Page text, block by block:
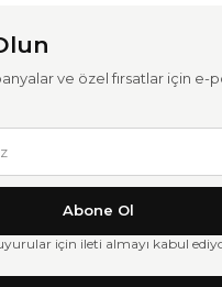
ve özel fırsatlar için e-
Abone Ol
için ileti almayı kabul